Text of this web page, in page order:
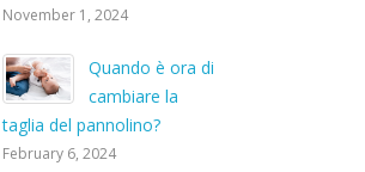
November 1, 2024
Quando è ora di
cambiare la
taglia del pannolino?
February 6, 2024